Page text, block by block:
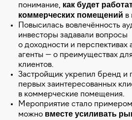
понимание, как будет
коммерческих помещений в
Повысилась вовлечённость
инвесторы задавали вопросы
о доходности и перспективах
агенты — о преимуществах
клиентов.
Застройщик укрепил бренд и
первых заинтересованных
в коммерческие помещения.
Мероприятие стало примером
можно вместе усиливать